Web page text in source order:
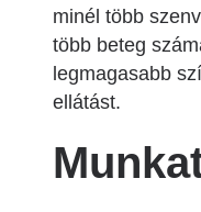
minél több
több beteg
legmagasabb
ellátást.